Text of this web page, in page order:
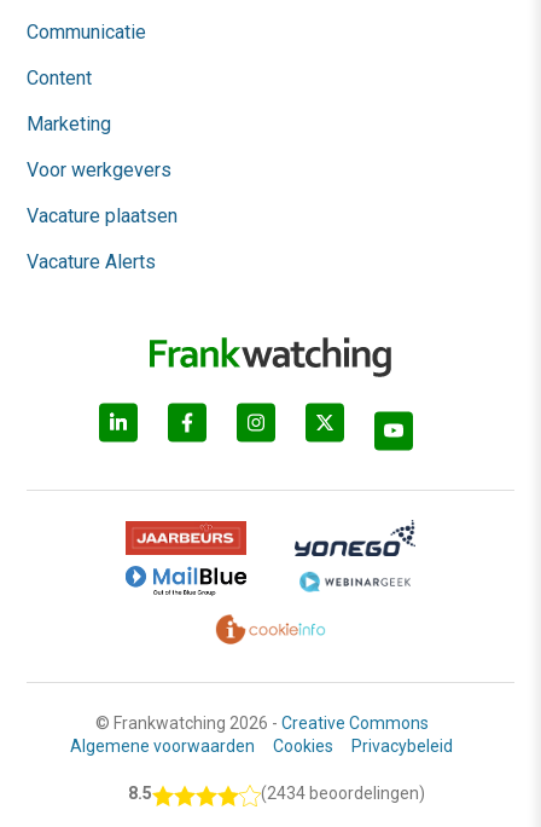
Communicatie
Content
Marketing
Voor werkgevers
Vacature plaatsen
Vacature Alerts
© Frankwatching 2026 - Creative Commons
Algemene voorwaarden
Cookies Privacybeleid
8.5 (2434 beoordelingen)